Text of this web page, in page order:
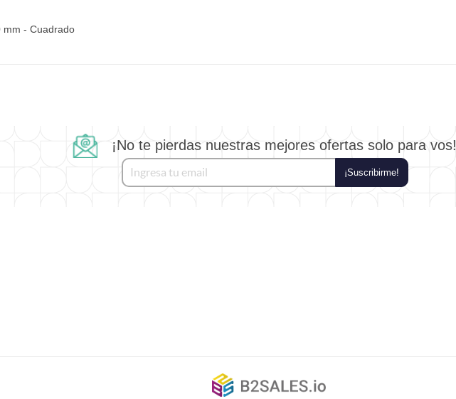
mm - Cuadrado
¡No te pierdas nuestras mejores ofertas solo para vos!
¡Suscribirme!